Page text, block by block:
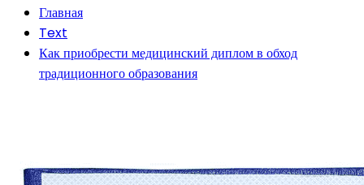
Главная
Text
Как приобрести медицинский диплом в обход
традиционного образования